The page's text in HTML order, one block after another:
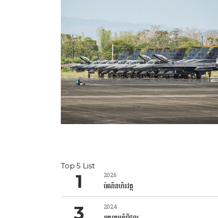
Top 5 List
2026
បំណិនហិរវត្ថុ
2024